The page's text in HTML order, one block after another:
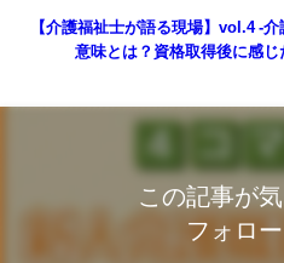
【介護福祉士が語る現場】vol.4 -
意味とは？資格取得後に感じ
この記事が
フォロ